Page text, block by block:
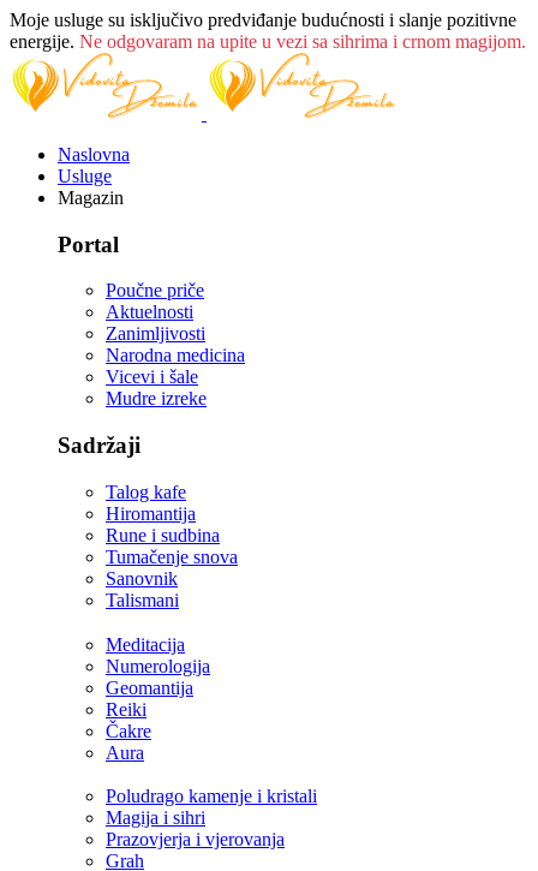
Moje usluge su isključivo predviđanje budućnosti i slanje pozitivne
energije. Ne odgovaram na upite u vezi sa sihrima i crnom magijom.
Naslovna
Usluge
Magazin
Portal
Poučne priče
Aktuelnosti
Zanimljivosti
Narodna medicina
Vicevi i šale
Mudre izreke
Sadržaji
Talog kafe
Hiromantija
Rune i sudbina
Tumačenje snova
Sanovnik
Talismani
Meditacija
Numerologija
Geomantija
Reiki
Čakre
Aura
Poludrago kamenje i kristali
Magija i sihri
Prazovjerja i vjerovanja
Grah